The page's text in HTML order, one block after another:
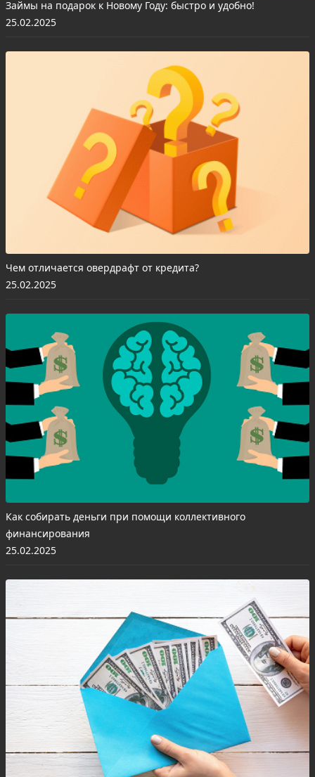
Займы на подарок к Новому Году: быстро и удобно!
25.02.2025
Чем отличается овердрафт от кредита?
25.02.2025
Как собирать деньги при помощи коллективного
финансирования
25.02.2025